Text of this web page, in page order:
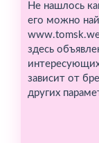
Не нашлось
его можно
здесь
зависит от
других